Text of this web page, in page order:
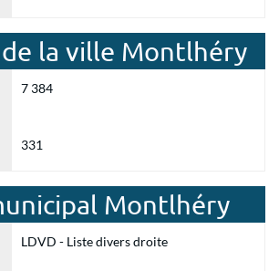
la ville Montlhéry
7 384
331
Montlhéry
LDVD - Liste divers droite